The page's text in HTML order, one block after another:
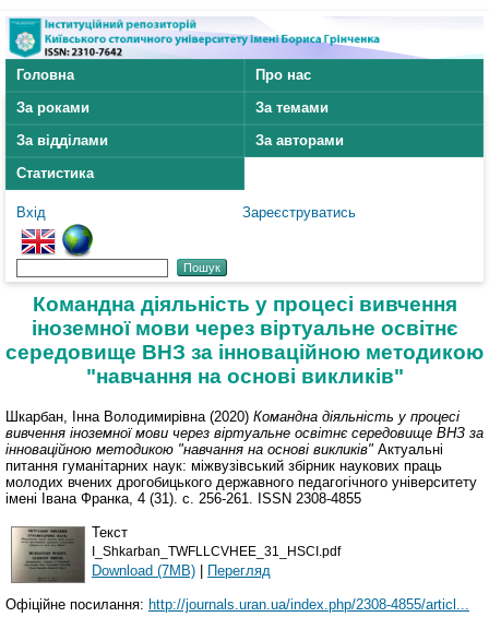
Головна
Про нас
За роками
За темами
За відділами
За авторами
Статистика
Вхід Зареєструватись
Командна діяльність у процесі вивчення
іноземної мови через віртуальне освітнє
середовище ВНЗ за інноваційною методикою
"навчання на основі викликів"
Шкарбан, Інна Володимирівна (2020) Командна діяльність у процесі
вивчення іноземної мови через віртуальне освітнє середовище ВНЗ за
інноваційною методикою "навчання на основі викликів" Актуальні
питання гуманітарних наук: міжвузівський збірник наукових праць
молодих вчених дрогобицького державного педагогічного університету
імені Івана Франка, 4 (31). с. 256-261. ISSN 2308-4855
Текст
I_Shkarban_TWFLLCVHEE_31_HSCI.pdf
Download (7MB) | Перегляд
Офіційне посилання: http://journals.uran.ua/index.php/2308-4855/articl...